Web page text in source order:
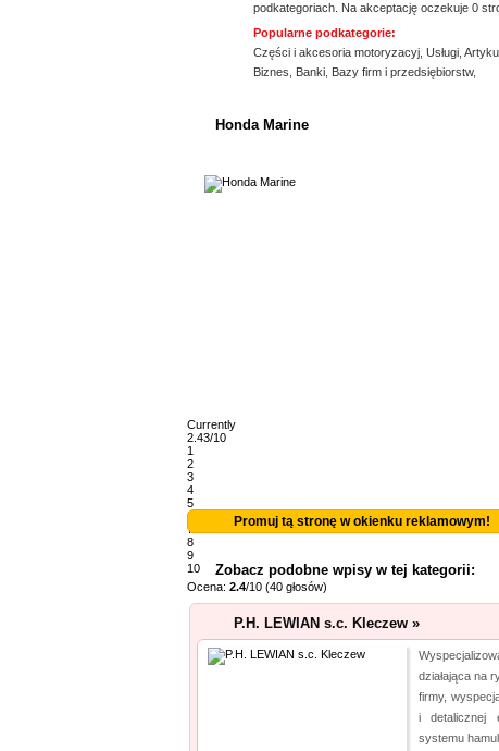
podkategoriach. Na akceptację oczekuje 0
Popularne podkategorie:
Części i akcesoria motoryzacyj Usługi
Biznes
Banki Bazy firm i przedsiębiorstw,
Honda Marine
Currently
2.43/10
1
2
3
4
5
6
7
8
9
10
Ocena: 2.4/10 (40 głosów)
Promuj tą stronę w okienku reklamowym!
Zobacz podobne wpisy w tej kategorii:
P.H. LEWIAN s.c. Kleczew »
działająca na
firmy,
i detalicznej
systemu